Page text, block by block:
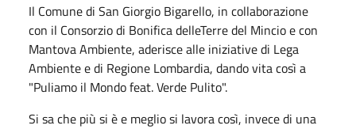
Il Comune di San Giorgio Bigarello, in collaborazione
con il Consorzio di Bonifica delleTerre del Mincio e con
Mantova Ambiente, aderisce alle iniziative di Lega
Ambiente e di Regione Lombardia, dando vita così a
"Puliamo il Mondo feat. Verde Pulito".
Si sa che più si è e meglio si lavora così, invece di una